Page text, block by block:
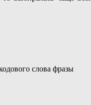
слова фразы